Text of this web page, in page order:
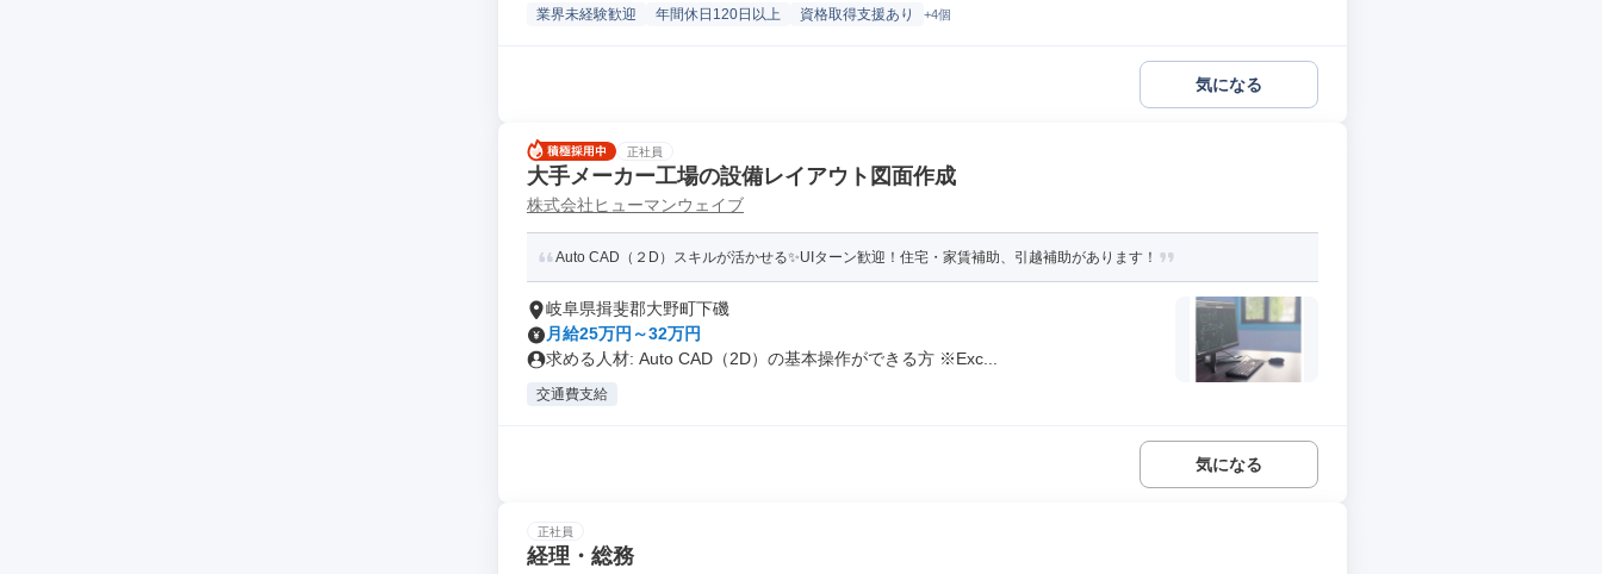
業界未経験歓迎 年間休日120日以上 資格取得支援あり +4個
気になる
正社員
大手メーカー工場の設備レイアウト図面作成
株式会社ヒューマンウェイブ
Auto CAD（２D）スキルが活かせる✨UIターン歓迎！住宅・家賃補助、引越補助があります！
岐阜県揖斐郡大野町下磯
月給25万円～32万円
求める人材: Auto CAD（2D）の基本操作ができる方 ※Exc...
交通費支給
気になる
正社員
経理・総務